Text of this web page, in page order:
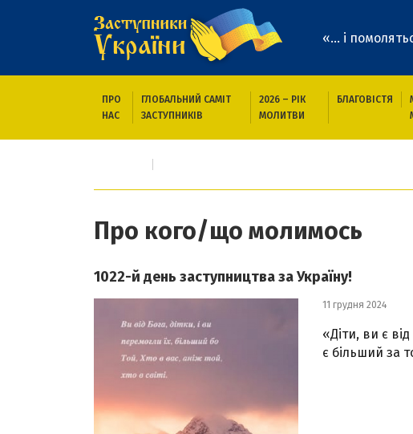
«... і
ПРО
НАС
ГЛОБАЛЬНИЙ САМІТ
ЗАСТУПНИКІВ
2026 – РІК
МОЛИТВИ
БЛАГОВІСТЯ
Про кого/що молимось
1022-й день заступництва за Україну!
11 грудня 2024
«Діти, ви є
є більший за